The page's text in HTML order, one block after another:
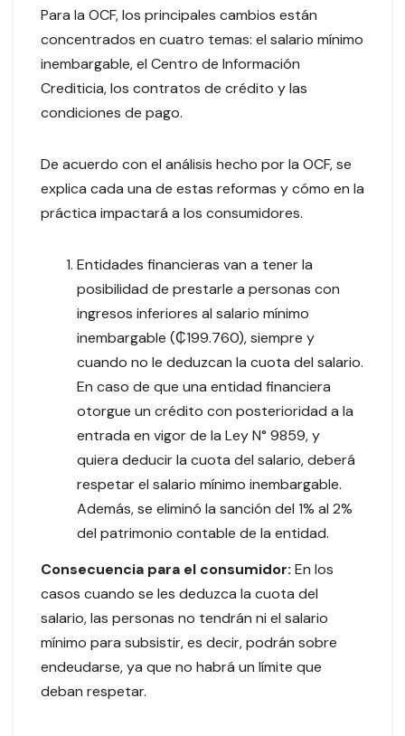
Para la OCF, los principales cambios están
concentrados en cuatro temas: el salario mínimo
inembargable, el Centro de Información
Crediticia, los contratos de crédito y las
condiciones de pago.
De acuerdo con el análisis hecho por la OCF, se
explica cada una de estas reformas y cómo en la
práctica impactará a los consumidores.
Entidades financieras van a tener la
posibilidad de prestarle a personas con
ingresos inferiores al salario mínimo
inembargable (₵199.760), siempre y
cuando no le deduzcan la cuota del salario.
En caso de que una entidad financiera
otorgue un crédito con posterioridad a la
entrada en vigor de la Ley N° 9859, y
quiera deducir la cuota del salario, deberá
respetar el salario mínimo inembargable.
Además, se eliminó la sanción del 1% al 2%
del patrimonio contable de la entidad.
Consecuencia para el consumidor: En los
casos cuando se les deduzca la cuota del
salario, las personas no tendrán ni el salario
mínimo para subsistir, es decir, podrán sobre
endeudarse, ya que no habrá un límite que
deban respetar.